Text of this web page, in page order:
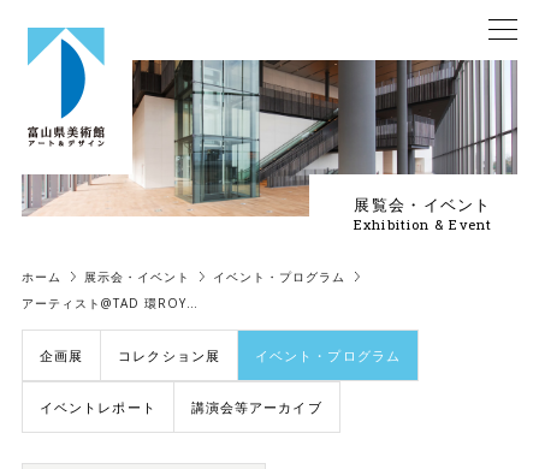
展覧会・イベント
Exhibition & Event
ホーム 展示会・イベント
イベント・プログラム
アーティスト@TAD 環ROY…
企画展 コレクション展 イベント・プログラム
イベントレポート 講演会等アーカイブ